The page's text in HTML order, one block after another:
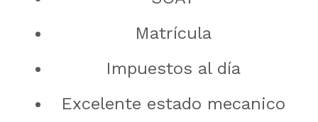
Matrícula
Impuestos al día
Excelente estado mecanico